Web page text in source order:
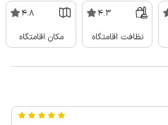
4.3
نظافت اقامتگاه
4.8
مکان اقامتگاه